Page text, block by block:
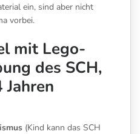
ein, sind aber nicht
vorbei.
mit Lego-
des SCH,
(Kind kann das SCH